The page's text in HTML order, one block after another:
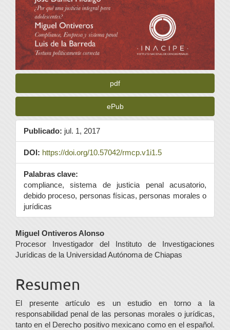
pdf
ePub
Publicado: jul. 1, 2017
DOI: https://doi.org/10.57042/rmcp.v1i1.5
Palabras clave:
compliance, sistema de justicia penal acusatorio,
debido proceso, personas físicas, personas morales o
jurídicas
Contenido
principal
artículo
Miguel Ontiveros Alonso
Procesor Investigador del Instituto de Investigaciones
Jurídicas de la Universidad Autónoma de Chiapas
Resumen
El presente artículo es un estudio en torno a la
responsabilidad penal de las personas morales o jurídicas,
tanto en el Derecho positivo mexicano como en el español.